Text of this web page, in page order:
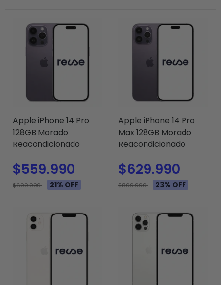
Apple iPhone 14 Pro
128GB Morado
Reacondicionado
$559.990
$699.990 21% OFF
Apple iPhone 14 Pro
Max 128GB Morado
Reacondicionado
$629.990
$809.990 23% OFF